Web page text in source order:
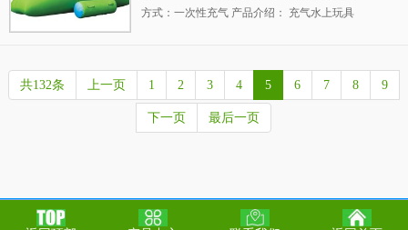
方式：一次性充气 产品介绍： 充气水上玩具
共132条 上一页 1 2 3 4 5 6 7 8 9
下一页 最后一页